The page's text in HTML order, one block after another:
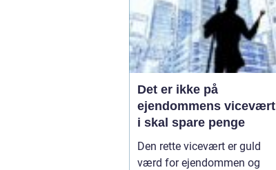
Det er ikke på
ejendommens vicevært
i skal spare penge
Den rette vicevært er guld
værd for ejendommen og